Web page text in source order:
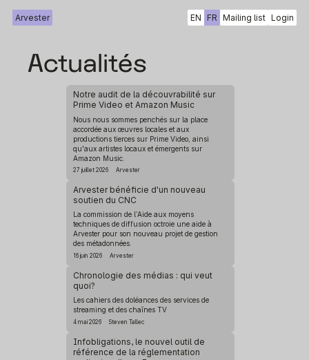
Arvester EN FR Mailing list Login
Actualités
Notre audit de la découvrabilité sur
Prime Video et Amazon Music
Nous nous sommes penchés sur la place
accordée aux œuvres locales et aux
productions tierces sur Prime Video, ainsi
qu'aux artistes locaux et émergents sur
Amazon Music.
Arvester
27 juillet 2026
Arvester bénéficie d'un nouveau
soutien du CNC
La commission de l’Aide aux moyens
techniques de diffusion octroie une aide à
Arvester pour son nouveau projet de gestion
des métadonnées.
Arvester
16 juin 2026
Chronologie des médias : qui veut
quoi?
Les cahiers des doléances des services de
streaming et des chaînes TV
Steven Tallec
4 mai 2026
Infobligations, le nouvel outil de
référence de la réglementation